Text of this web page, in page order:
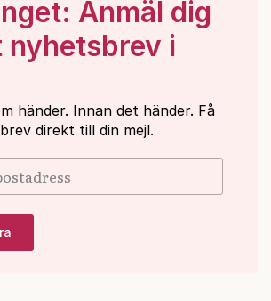
Anmäl dig
i
händer. Innan det händer. Få
direkt till din mejl.